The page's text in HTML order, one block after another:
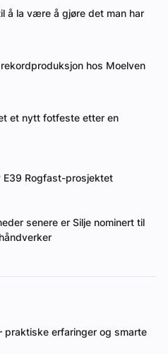
å la være å gjøre det man har
hos Moelven
et nytt fotfeste etter en
E39 Rogfast-prosjektet
senere er Silje nominert til
praktiske erfaringer og smarte